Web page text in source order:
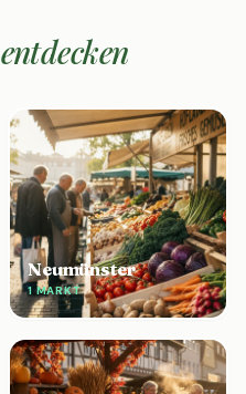
entdecken
Neumünster
1 MARKT